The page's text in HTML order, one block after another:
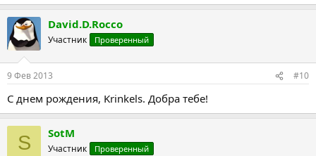
David.D.Rocco
Участник Проверенный
9 Фев 2013 #10
С днем рождения, Krinkels. Добра тебе!
S SotM
Участник Проверенный